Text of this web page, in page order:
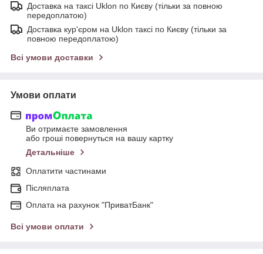
Доставка на таксі Uklon по Києву (тільки за повною
передоплатою)
Доставка кур'єром на Uklon таксі по Києву (тільки за
повною передоплатою)
Всі умови доставки
Умови оплати
Ви отримаєте замовлення
або гроші повернуться на вашу картку
Детальніше
Оплатити частинами
Післяплата
Оплата на рахунок "ПриватБанк"
Всі умови оплати